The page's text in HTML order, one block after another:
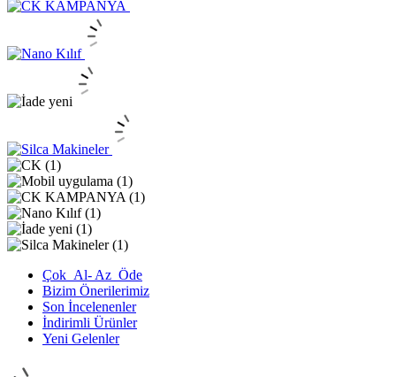
Çok_Al- Az_Öde
Bizim Önerilerimiz
Son İncelenenler
İndirimli Ürünler
Yeni Gelenler